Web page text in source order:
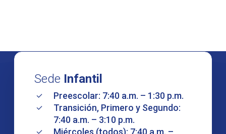
Sede Infantil
Preescolar: 7:40 a.m. – 1:30 p.m.
Transición, Primero y Segundo:
7:40 a.m. – 3:10 p.m.